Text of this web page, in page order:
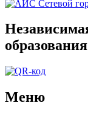
образования
Меню